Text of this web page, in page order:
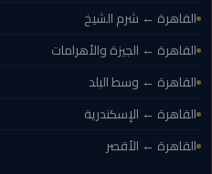
السويس
العين
السخنة
ليموزين
القاهرة ← شرم الشيخ
القاهرة ← الجيزة والأهرامات
القاهرة ← وسط البلد
القاهرة ← الإسكندرية
القاهرة ← الأقصر